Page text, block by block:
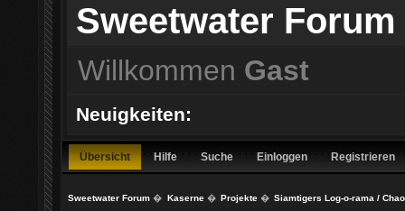
Sweetwater Forum
Willkommen Gast
Neuigkeiten:
Übersicht Hilfe Suche Einloggen Registrieren
Sweetwater Forum � Kaserne� Projekte� Siamtigers Log-o-rama /